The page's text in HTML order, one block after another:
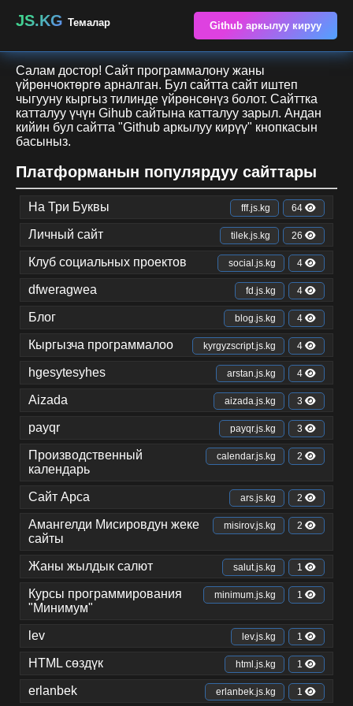
JS.KG Темалар Github аркылуу кируу
Салам достор! Сайт программалону жаны
үйрөнчоктөргө арналган. Бул сайтта сайт иштеп
чыгууну кыргыз тилинде үйрөнсөнүз болот. Сайттка
катталуу үчүн Gihub сайтына катталуу зарыл. Андан
кийин бул сайтта "Github аркылуу кирүү" кнопкасын
басыныз.
Платформанын популярдуу сайттары
На Три Буквы fff.js.kg 64
Личный сайт tilek.js.kg 26
Клуб социальных проектов social.js.kg 4
dfweragwea fd.js.kg 4
Блог blog.js.kg 4
Кыргызча программалоо kyrgyzscript.js.kg 4
hgesytesyhes arstan.js.kg 4
Aizada aizada.js.kg 3
payqr payqr.js.kg 3
Производственный
календарь
calendar.js.kg 2
Сайт Арса ars.js.kg 2
Амангелди Мисировдун жеке
сайты
misirov.js.kg 2
Жаны жылдык салют salut.js.kg 1
Курсы программирования
"Минимум"
minimum.js.kg 1
lev lev.js.kg 1
HTML сөздүк html.js.kg 1
erlanbek erlanbek.js.kg 1